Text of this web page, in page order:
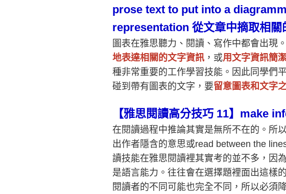
prose text to put into a
representation 從文章中摘取相關
圖表在雅思聽力、閱讀、寫作中都會出現
地表達相關的文字資訊，或用文字資訊簡
種非常重要的工作學習技能。因此同學們
碰到帶有圖表的文字，要留意圖表和文字
【雅思閱讀高分技巧 11】make
在閱讀過程中推論其實是無所不在的。所
出作者隱含的意思或read between the
讀技能在雅思閱讀裡其實考的並不多，因
是語言能力。往往會在選擇題裡面出這樣
閱讀者的不同可能也完全不同，所以必須